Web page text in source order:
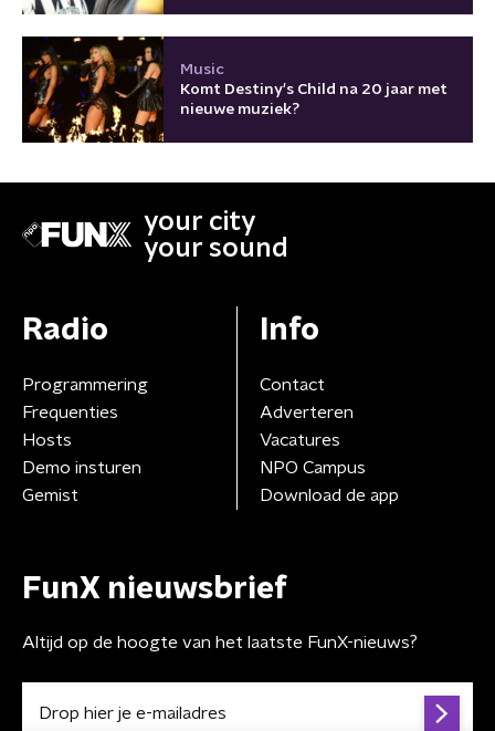
Music
Komt Destiny's Child na 20 jaar met
nieuwe muziek?
your city
your sound
Radio
Programmering
Frequenties
Hosts
Demo insturen
Gemist
Info
Contact
Adverteren
Vacatures
NPO Campus
Download de app
FunX nieuwsbrief
Altijd op de hoogte van het laatste FunX-nieuws?